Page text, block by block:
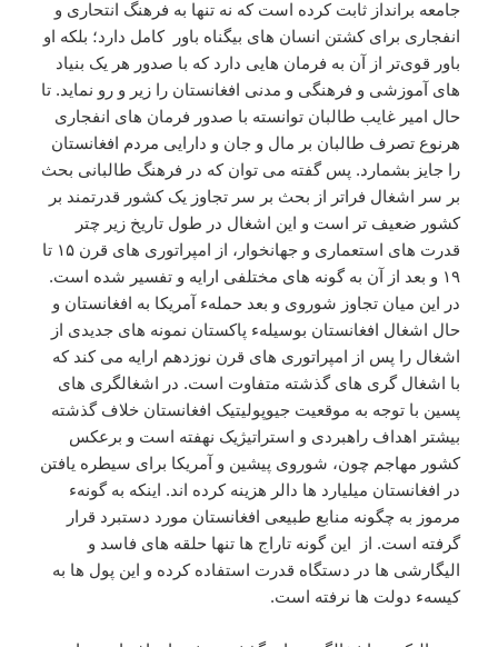
جامعه برانداز ثابت کرده است که نه تنها به فرهنگ انتحاری و
انفجاری برای کشتن انسان های بیگناه باور کامل دارد؛ بلکه او
باور قوی‌تر از آن به فرمان هایی دارد که با صدور هر یک بنیاد
های آموزشی و فرهنگی و مدنی افغانستان را زیر و رو نماید. تا
حال امیر غایب طالبان توانسته با صدور فرمان های انفجاری
هرنوع تصرف طالبان بر مال و جان و دارایی مردم افغانستان
را جایز بشمارد. پس گفته می توان که در فرهنگ طالبانی بحث
بر سر اشغال فراتر از بحث بر سر تجاوز یک کشور قدرتمند بر
کشور ضعیف تر است و این اشغال در طول تاریخ زیر چتر
قدرت های استعماری و جهانخوار، از امپراتوری های قرن ۱۵ تا
۱۹ و بعد از آن به گونه های مختلفی ارايه و تفسیر شده است.
در این میان تجاوز شوروی و بعد حملهء آمریکا به افغانستان و
حال اشغال افغانستان بوسیلهء پاکستان نمونه های جدیدی از
اشغال را پس از امپراتوری های قرن نوزدهم ارايه می کند که
با اشغال گری های گذشته متفاوت است. در اشغالگری های
پسین با توجه به موقعیت جیوپولیتیک افغانستان خلاف گذشته
بیشتر اهداف راهبردی و استراتیژیک نهفته است و برعکس
کشور مهاجم چون، شوروی پیشین و آمریکا برای سیطره یافتن
در افغانستان میلیارد ها دالر هزینه کرده اند. اینکه به گونهء
مرموز به چگونه منابع طبیعی افغانستان مورد دستبرد قرار
گرفته است. از این گونه تاراج ها تنها حلقه های فاسد و
الیگارشی ها در دستگاه قدرت استفاده کرده و این پول ها به
کیسهء دولت ها نرفته است.